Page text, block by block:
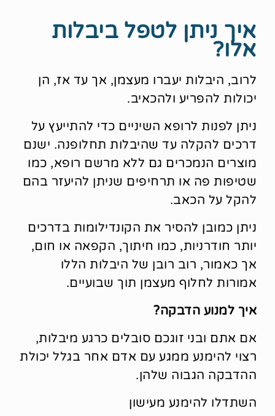
איך ניתן לטפל ביבלות
אלו?
לרוב, היבלות יעברו מעצמן, אך עד אז, הן
יכולות להפריע ולהכאיב.
ניתן לפנות לרופא השיניים כדי להתייעץ על
דרכים להקלה עד שהיבלות תחלופנה. ישנם
מוצרים הנמכרים גם ללא מרשם רופא, כמו
שטיפות פה או תרחיפים שניתן להיעזר בהם
להקל על הכאב.
ניתן כמובן להסיר את הקונדילומות בדרכים
יותר חודרניות, כמו חיתוך, הקפאה או חום,
אך כאמור, רוב רובן של היבלות הללו
אמורות לחלוף מעצמן תוך שבועיים.
איך למנוע הדבקה?
אם אתם ובני זוגכם סובלים כרגע מיבלות,
רצוי להימנע ממגע עם אדם אחר בגלל יכולת
ההדבקה הגבוה שלהן.
השתדלו להימנע מעישון